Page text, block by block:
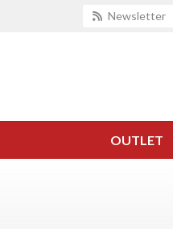
Newsletter
OUTLET